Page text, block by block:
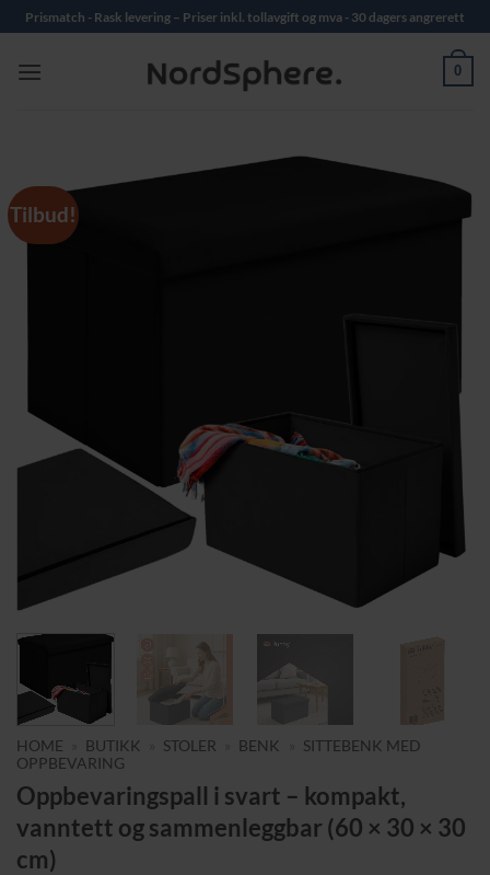
Skip
to
content
Prismatch - Rask levering – Priser inkl. tollavgift og mva - 30 dagers angrerett
0
Tilbud!
HOME BUTIKK STOLER BENK
SITTEBENK MED
OPPBEVARING
Oppbevaringspall i svart – kompakt,
vanntett og sammenleggbar (60 × 30 × 30
cm)